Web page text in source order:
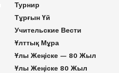
Турнир
Тұрғын Үй
Учительские Вести
Ұлттық Мұра
Ұлы Жеңіске — 80 Жыл
Ұлы Жеңіске 80 Жыл